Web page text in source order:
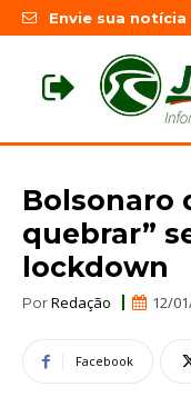
Envie sua notícia
Bolsonaro
quebrar”
lockdown
PorRedação 12/
Facebook